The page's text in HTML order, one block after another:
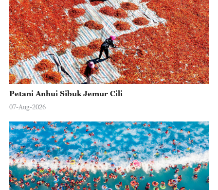
Petani Anhui Sibuk Jemur Cili
07-Aug-2026